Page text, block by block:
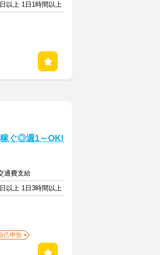
以上 1日1時間以上
稼ぐ◎週1～OK!
通費支給
以上 1日3時間以上
己申告